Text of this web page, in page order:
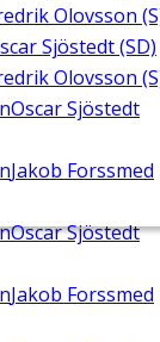
Olovsson
Sjöstedt (SD)
Olovsson
Oscar Sjöstedt
Jakob Forssmed
Oscar Sjöstedt
Jakob Forssmed